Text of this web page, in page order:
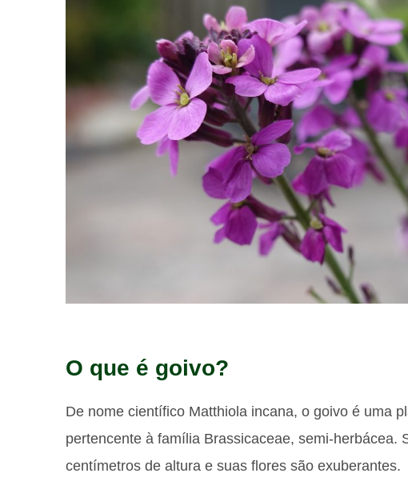
O que é goivo?
De nome científico Matthiola incana, o goivo é uma
pertencente à família Brassicaceae, semi-herbácea.
centímetros de altura e suas flores são exuberantes.